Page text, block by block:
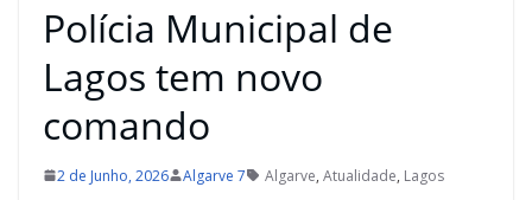
Polícia Municipal de
Lagos tem novo
comando
2 de Junho, 2026 Algarve 7 Algarve, Atualidade, Lagos